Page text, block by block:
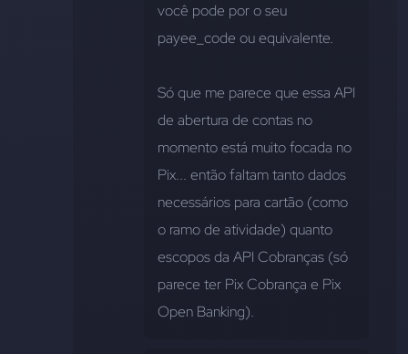
você pode por o seu
payee_code ou equivalente.
Só que me parece que essa API
de abertura de contas no
momento está muito focada no
Pix... então faltam tanto dados
necessários para cartão (como
o ramo de atividade) quanto
escopos da API Cobranças (só
parece ter Pix Cobrança e Pix
Open Banking).